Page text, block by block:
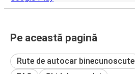
Pe această pagină
Rute de autocar binecunoscute